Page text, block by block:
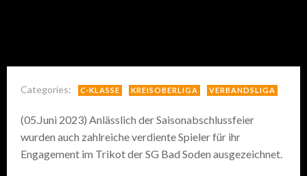
Categories: C-KLASSE KREISOBERLIGA VERBANDSLIGA
(05.Juni 2023) Anlässlich der Saisonabschlussfeier
wurden auch zahlreiche verdiente Spieler für ihr
Engagement im Trikot der SG Bad Soden ausgezeichnet.